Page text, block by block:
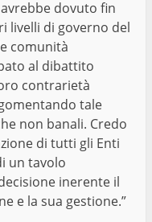
dovuto fin
livelli di governo del
comunità
al dibattito
contrarietà
tale
non banali. Credo
di tutti gli Enti
un tavolo
inerente il
e la sua gestione.”